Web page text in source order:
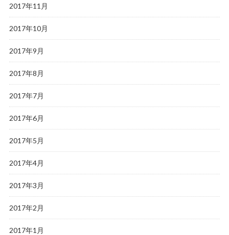
2017年11月
2017年10月
2017年9月
2017年8月
2017年7月
2017年6月
2017年5月
2017年4月
2017年3月
2017年2月
2017年1月